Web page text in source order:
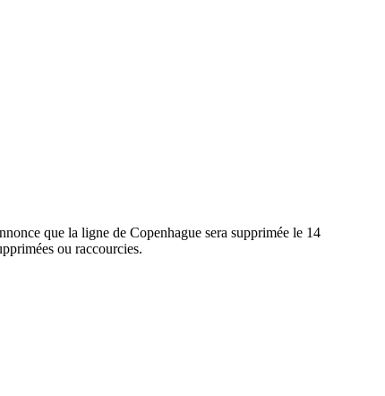
que la ligne de Copenhague sera supprimée le 14
ou raccourcies.